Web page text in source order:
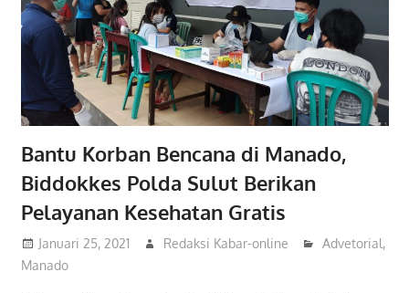
Bantu Korban Bencana di Manado,
Biddokkes Polda Sulut Berikan
Pelayanan Kesehatan Gratis
Januari 25, 2021 Redaksi Kabar-online Advetorial,
Manado